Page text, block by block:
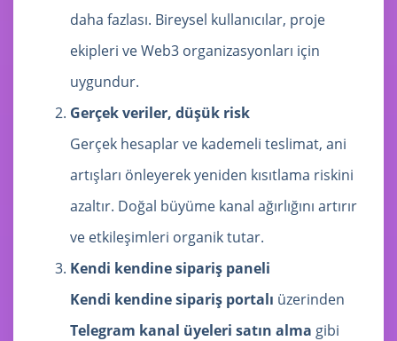
daha fazlası. Bireysel kullanıcılar, proje
ekipleri ve Web3 organizasyonları için
uygundur.
Gerçek veriler, düşük risk
Gerçek hesaplar ve kademeli teslimat, ani
artışları önleyerek yeniden kısıtlama riskini
azaltır. Doğal büyüme kanal ağırlığını artırır
ve etkileşimleri organik tutar.
Kendi kendine sipariş paneli
Kendi kendine sipariş portalı üzerinden
Telegram kanal üyeleri satın alma gibi